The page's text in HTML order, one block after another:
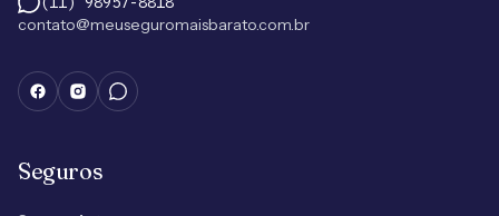
contato@meuseguromaisbarato.com.br
Seguros